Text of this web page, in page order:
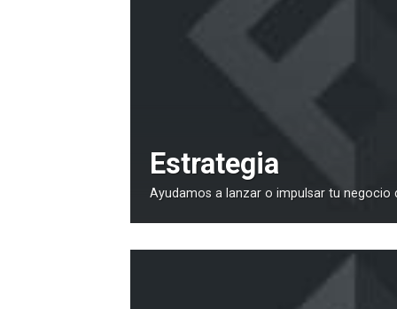
Estrategia
Ayudamos a lanzar o impulsar tu negocio